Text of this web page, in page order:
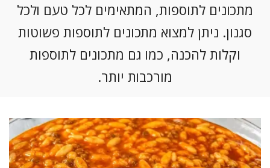
מתכונים לתוספות, המתאימים לכל טעם ולכל
סגנון. ניתן למצוא מתכונים לתוספות פשוטות
וקלות להכנה, כמו גם מתכונים לתוספות
מורכבות יותר.